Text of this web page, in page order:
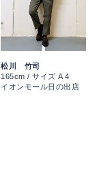
松川 竹司
165cm / サイズ A 4
イオンモール日の出店